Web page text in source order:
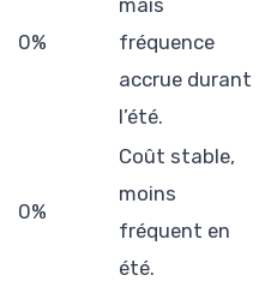
0%
fréquence
accrue durant
l’été.
0%
Coût stable,
moins
fréquent en
été.